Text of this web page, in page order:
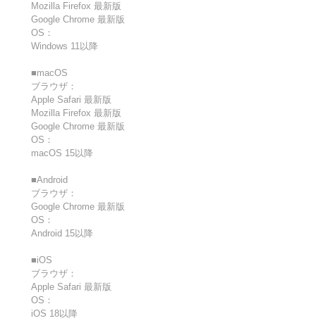
Mozilla Firefox 最新版
Google Chrome 最新版
OS：
Windows 11以降
■macOS
ブラウザ：
Apple Safari 最新版
Mozilla Firefox 最新版
Google Chrome 最新版
OS：
macOS 15以降
■Android
ブラウザ：
Google Chrome 最新版
OS：
Android 15以降
■iOS
ブラウザ：
Apple Safari 最新版
OS：
iOS 18以降